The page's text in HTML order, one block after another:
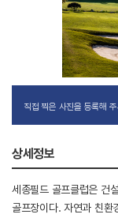
직접 찍은 사진을 등록해 주
상세정보
세종필드 골프클럽은 건
골프장이다. 자연과 친환